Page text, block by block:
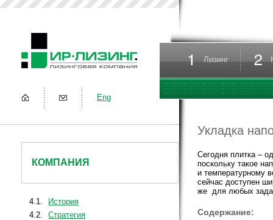
Eng
КОМПАНИЯ
4.1.
История
4.2.
Стратегия
Лизинг
Укладка
Сегодня плитка –
поскольку такое
и температурному
сейчас доступен
же для любых
Содержание: